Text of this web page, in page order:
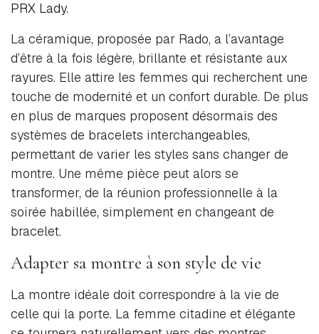
PRX Lady.
La céramique, proposée par Rado, a l’avantage
d’être à la fois légère, brillante et résistante aux
rayures. Elle attire les femmes qui recherchent une
touche de modernité et un confort durable. De plus
en plus de marques proposent désormais des
systèmes de bracelets interchangeables,
permettant de varier les styles sans changer de
montre. Une même pièce peut alors se
transformer, de la réunion professionnelle à la
soirée habillée, simplement en changeant de
bracelet.
Adapter sa montre à son style de vie
La montre idéale doit correspondre à la vie de
celle qui la porte. La femme citadine et élégante